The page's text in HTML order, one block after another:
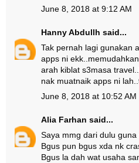
June 8, 2018 at 9:12 AM
Hanny Abdullh said...
Tak pernah lagi gunakan
apps ni
arah kiblat s3masa
nak muatnaik apps ni
June 8, 2018 at 10:52 AM
Alia Farhan said...
Saya mmg dari dulu guna
Bgus pun bgus xda nk
Bgus la dah wat usaha